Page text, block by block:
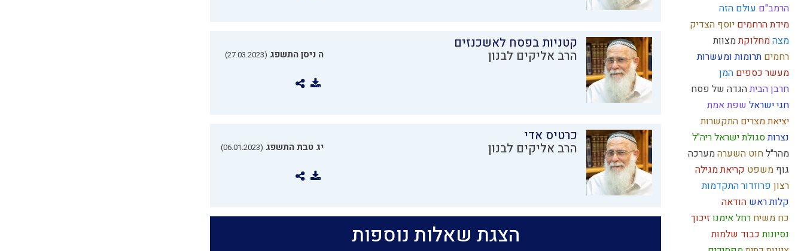
הרמב"ם עולם הזה
מידת הרחמים יוסף הצדיק
מצהמחלוקתמצוות
רחמים תרומות ומעשרות
מעשר כספים המן
חרבן הביתהגדה של פסח
חגי ישראל שפת אמת
יציאת מצרים התקשרות
נצרותסגולת ישראלריה"ל
מהר"לחוט השערהמערכה
גוף משפט קריאת מגילה
רצון פרוזדורהתקדמות
קלות ראש הודאה
כח משיח רחל אימנו זיכוך
נסיונותכבוד שלמות
קטניות בפסח לאשכנזים
הרב אליקים לבנון ה ניסן התשפג (27.03.2023)
כרטיס אדי
הרב אליקים לבנון יג טבת התשפג (06.01.2023)
הצגת שאלות נוספות